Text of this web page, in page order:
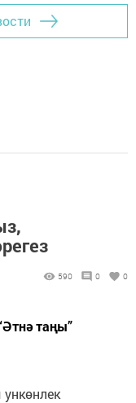
590 0 0
таңы”